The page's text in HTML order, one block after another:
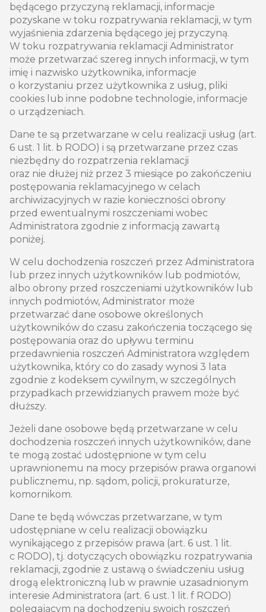
będącego przyczyną reklamacji, informacje
pozyskane w toku rozpatrywania reklamacji, w tym
wyjaśnienia zdarzenia będącego jej przyczyną.
W toku rozpatrywania reklamacji Administrator
może przetwarzać szereg innych informacji, w tym
imię i nazwisko użytkownika, informacje
o korzystaniu przez użytkownika z usług, pliki
cookies lub inne podobne technologie, informacje
o urządzeniach.
Dane te są przetwarzane w celu realizacji usług (art.
6 ust. 1 lit. b RODO) i są przetwarzane przez czas
niezbędny do rozpatrzenia reklamacji
oraz nie dłużej niż przez 3 miesiące po zakończeniu
postępowania reklamacyjnego w celach
archiwizacyjnych w razie konieczności obrony
przed ewentualnymi roszczeniami wobec
Administratora zgodnie z informacją zawartą
poniżej.
W celu dochodzenia roszczeń przez Administratora
lub przez innych użytkowników lub podmiotów,
albo obrony przed roszczeniami użytkowników lub
innych podmiotów, Administrator może
przetwarzać dane osobowe określonych
użytkowników do czasu zakończenia toczącego się
postępowania oraz do upływu terminu
przedawnienia roszczeń Administratora względem
użytkownika, który co do zasady wynosi 3 lata
zgodnie z kodeksem cywilnym, w szczególnych
przypadkach przewidzianych prawem może być
dłuższy.
Jeżeli dane osobowe będą przetwarzane w celu
dochodzenia roszczeń innych użytkowników, dane
te mogą zostać udostępnione w tym celu
uprawnionemu na mocy przepisów prawa organowi
publicznemu, np. sądom, policji, prokuraturze,
komornikom.
Dane te będą wówczas przetwarzane, w tym
udostępniane w celu realizacji obowiązku
wynikającego z przepisów prawa (art. 6 ust. 1 lit.
c RODO), tj. dotyczących obowiązku rozpatrywania
reklamacji, zgodnie z ustawą o świadczeniu usług
drogą elektroniczną lub w prawnie uzasadnionym
interesie Administratora (art. 6 ust. 1 lit. f RODO)
polegającym na dochodzeniu swoich roszczeń